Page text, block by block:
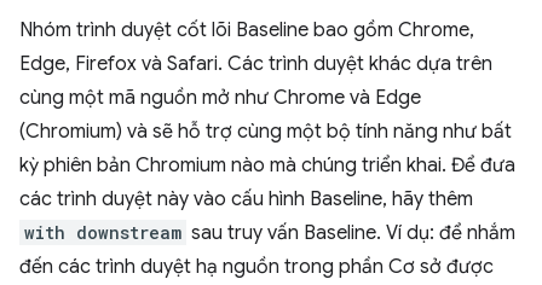
Nhóm trình duyệt cốt lõi Baseline bao gồm Chrome,
Edge, Firefox và Safari. Các trình duyệt khác dựa trên
cùng một mã nguồn mở như Chrome và Edge
(Chromium) và sẽ hỗ trợ cùng một bộ tính năng như bất
kỳ phiên bản Chromium nào mà chúng triển khai. Để đưa
các trình duyệt này vào cấu hình Baseline, hãy thêm
with downstream sau truy vấn Baseline. Ví dụ: để nhắm
đến các trình duyệt hạ nguồn trong phần Cơ sở được